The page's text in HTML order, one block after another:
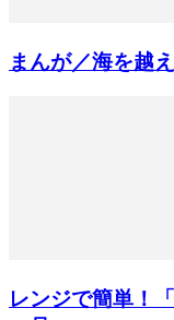
まんが／海を越
レンジで簡単！